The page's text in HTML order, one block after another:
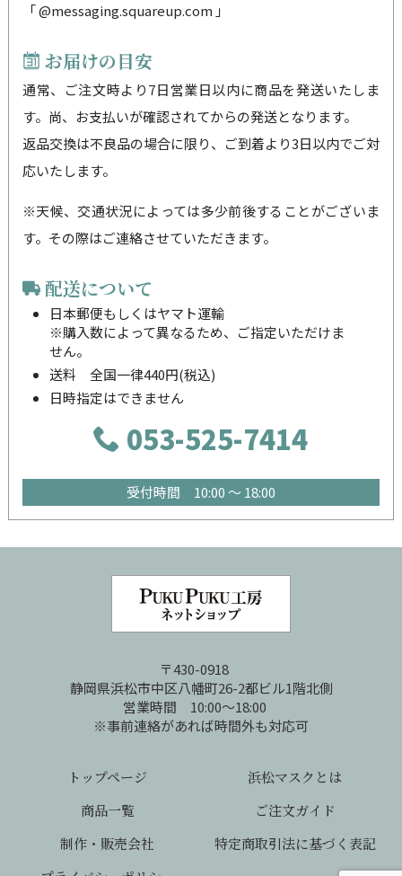
「 @messaging.squareup.com 」
お届けの目安
通常、ご注文時より7日営業日以内に商品を発送いたしま
す。尚、お支払いが確認されてからの発送となります。
返品交換は不良品の場合に限り、ご到着より3日以内でご対
応いたします。
※天候、交通状況によっては多少前後することがございま
す。その際はご連絡させていただきます。
配送について
日本郵便もしくはヤマト運輸
※購入数によって異なるため、ご指定いただけま
せん。
送料 全国一律440円(税込)
日時指定はできません
053-525-7414
受付時間 10:00 ～ 18:00
〒430-0918
静岡県浜松市中区八幡町26-2都ビル1階北側
営業時間 10:00～18:00
※事前連絡があれば時間外も対応可
トップページ
浜松マスクとは
商品一覧
ご注文ガイド
制作・販売会社
特定商取引法に基づく表記